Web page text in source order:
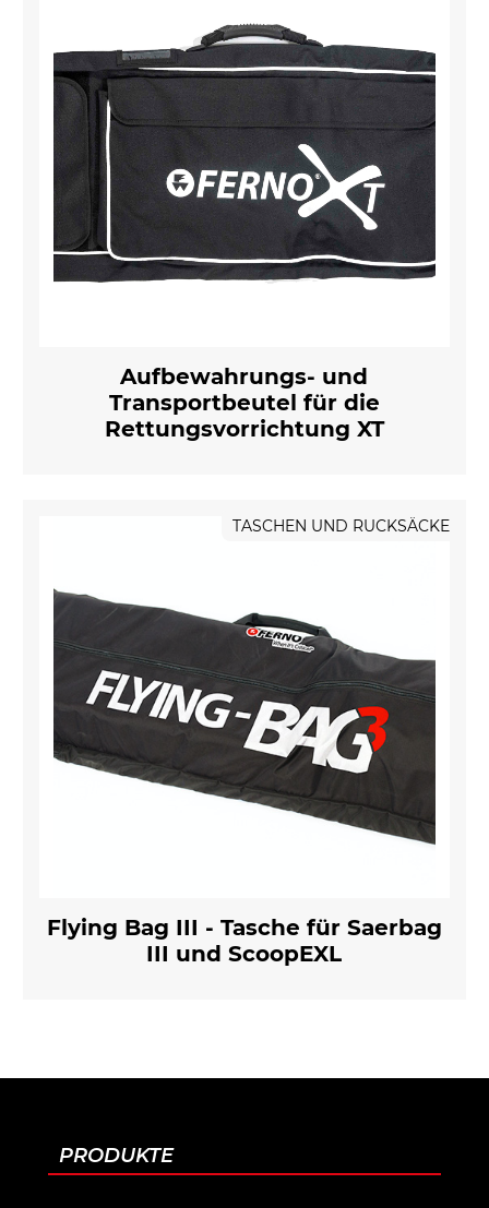
Aufbewahrungs- und
Transportbeutel für die
Rettungsvorrichtung XT
TASCHEN UND RUCKSÄCKE
Flying Bag III - Tasche für Saerbag
III und ScoopEXL
PRODUKTE